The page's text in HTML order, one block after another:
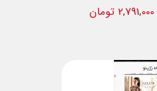
2,791,000 تومان